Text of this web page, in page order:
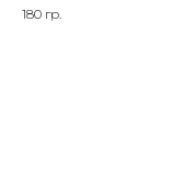
180 гр.